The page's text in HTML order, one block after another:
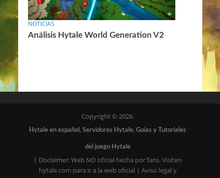
NOTICIAS
Análisis Hytale World Generation V2
Copyright © 2026.
Hytale en español, Servidores Hytale, Guías y Tutoriales
del juego Hytale
| Disclaimer: Web NO oficial hecha por fans. Visiten
hytale.com para ir a la web oficial | Aviso legal y